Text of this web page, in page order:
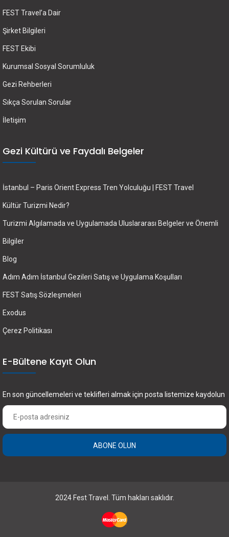
için Üye Olun.
FEST Travel’a Dair
Şirket Bilgileri
FEST Ekibi
Kurumsal Sosyal Sorumluluk
Gezi Rehberleri
Sıkça Sorulan Sorular
İletişim
Gezi Kültürü ve Faydalı Belgeler
İstanbul – Paris Orient Express Tren Yolculuğu | FEST Travel
Kültür Turizmi Nedir?
Turizmi Algılamada ve Uygulamada Uluslararası Belgeler ve Önemli
Bilgiler
Blog
Adım Adım İstanbul Gezileri Satış ve Uygulama Koşulları
FEST Satış Sözleşmeleri
Exodus
Çerez Politikası
E-Bültene Kayıt Olun
En son güncellemeleri ve teklifleri almak için posta listemize kaydolun
ABONE OLUN
2024 Fest Travel. Tüm hakları saklıdır.